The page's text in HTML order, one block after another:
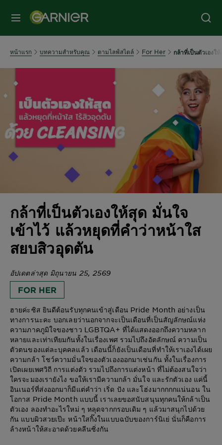
หน้าแรก บทความสำหรับคุณ ตามไลฟ์สไตล์ For Her กล้าที่เป็นตัวเอง
กล้าที่เป็นตัวเองให้สุด มั่นใจ
เข้าไว้ แล้วหยุดที่คำว่าหน้าใส
สยบสิวอุดตัน
อัปเดตล่าสุด มิถุนายน 25, 2569
FOR HER
ฮายค่ะซิส ยินดีต้อนรับทุกคนเข้าสู่เดือน Pride Month อย่างเป็น
ทางการนะคะ บอกเลยว่านอกจากจะเป็นเดือนที่เป็นสัญลักษณ์แห่ง
ความภาคภูมิใจของชาว LGBTQA+ ที่ได้แสดงออกถึงความหลาก
หลายและเท่าเทียมกันทั้งในเรื่องเพศ รวมไปถึงอัตลักษณ์ ความเป็น
ตัวตนของแต่ละบุคคลแล้ว เดือนนี้ก็ยังเป็นเดือนที่ทำให้เราเองได้เผย
ความกล้า โชว์ความมั่นใจของตัวเองออกมาเช่นกัน ทั้งในเรื่องการ
เปิดเผยเพศวิถี การแต่งตัว รวมไปถึงการแต่งหน้า ที่ไม่ต้องสนใจว่า
ใครจะมองเรายังไง ขอให้เรามีความกล้า มั่นใจ และรักตัวเอง แค่นี้
อินเนอร์ที่ส่งออกมาก็มีแต่คำว่า เริ่ด ปัง และโฮ่งมากกกกแน่นอน ใน
โอกาส Pride Month แบบนี้ เราเลยขอสนับสนุนทุกคนให้กล้าเป็น
ตัวเอง ลองทำอะไรใหม่ ๆ หลุดจากกรอบเดิม ๆ แล้วมาสนุกไปด้วย
กัน แบบผิวสวยเป๊ะ หน้าใสกิ๊งในแบบฉบับของการ์นิเย่ นั่นก็คือการ
ล้างหน้าให้สะอาดด้วยคลีนซิ่งกัน